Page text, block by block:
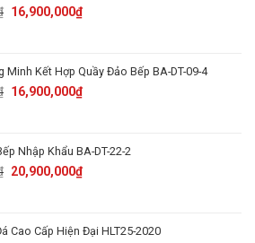
Original
23,350,000₫.
16,900,000₫Current
16,900,000₫.
Minh Kết Hợp Quầy Đảo Bếp BA-DT-09-4
Original
20,900,000₫.
16,900,000₫Current
Nhập Khẩu BA-DT-22-2
Original
23,900,000₫.
20,900,000₫Current
Cao Cấp Hiện Đại HLT25-2020